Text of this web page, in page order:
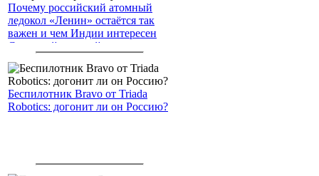
Почему российский атомный
ледокол «Ленин» остаётся так
важен и чем Индии интересен
Северный морской путь
Беспилотник Bravo от Triada
Robotics: догонит ли он Россию?